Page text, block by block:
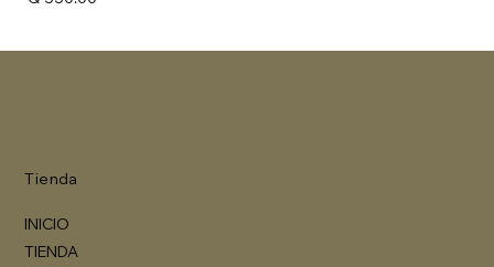
Tienda
INICIO
TIENDA